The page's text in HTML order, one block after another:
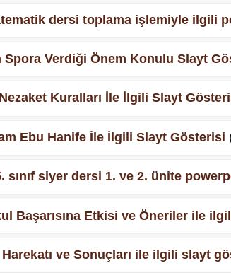
dersi toplama işlemiyle ilgili
Spora Verdiği Önem Konulu Slayt
Kuralları İle İlgili Slayt
Ebu Hanife İle İlgili Slayt Gösterisi
sınıf siyer dersi 1. ve 2. ünite
Başarısına Etkisi ve Öneriler ile
Harekatı ve Sonuçları ile ilgili slayt